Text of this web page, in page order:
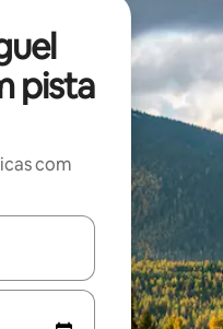
pista
com
explore-os usando as